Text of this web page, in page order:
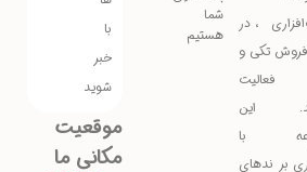
در
فروش تکی و
فعالیت
این
با
برندهای
شما
هستیم
با
خبر
شوید
موقعیت
مکانی ما